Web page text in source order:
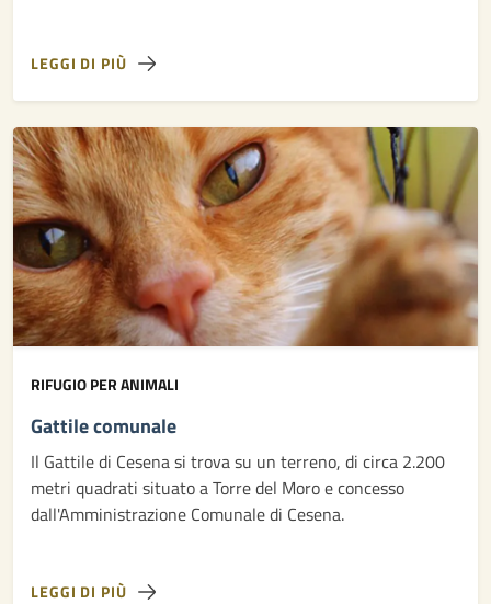
LEGGI DI PIÙ
RIFUGIO PER ANIMALI
Gattile comunale
Il Gattile di Cesena si trova su un terreno, di circa 2.200
metri quadrati situato a Torre del Moro e concesso
dall'Amministrazione Comunale di Cesena.
LEGGI DI PIÙ